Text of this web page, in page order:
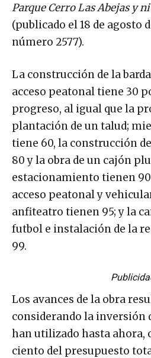
Parque Cerro Las Abejas y
(publicado el 18 de agosto
número 2577).
La construcción de la
acceso peatonal tiene 30
progreso, al igual que la
plantación de un talud;
tiene 60, la construcción
80 y la obra de un cajón
estacionamiento tienen
acceso peatonal y
anfiteatro tienen 95; y la
futbol e instalación de la
99.
Los avances de la obra
considerando la inversión
han utilizado hasta ahora,
ciento del presupuesto